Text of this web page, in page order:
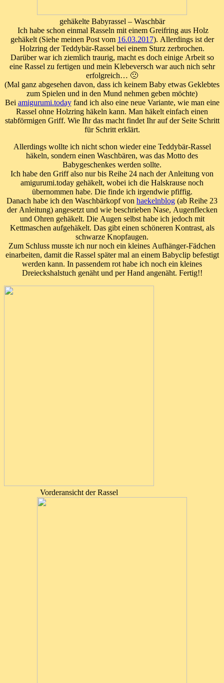
gehäkelte Babyrassel – Waschbär
Ich habe schon einmal Rasseln mit einem Greifring aus Holz
gehäkelt (Siehe meinen Post vom 16.03.2017). Allerdings ist der
Holzring der Teddybär-Rassel bei einem Sturz zerbrochen.
Darüber war ich ziemlich traurig, macht es doch einige Arbeit so
eine Rassel zu fertigen und mein Klebeversch war auch nich sehr
erfolgreich… 🙁
(Mal ganz abgesehen davon, dass ich keinem Baby etwas Geklebtes
zum Spielen und in den Mund nehmen geben möchte)
Bei amigurumi.todayfand ich also eine neue Variante, wie man eine
Rassel ohne Holzring häkeln kann. Man häkelt einfach einen
stabförmigen Griff. Wie Ihr das macht findet Ihr auf der Seite Schritt
für Schritt erklärt.
Allerdings wollte ich nicht schon wieder eine Teddybär-Rassel
häkeln, sondern einen Waschbären, was das Motto des
Babygeschenkes werden sollte.
Ich habe den Griff also nur bis Reihe 24 nach der Anleitung von
amigurumi.today gehäkelt, wobei ich die Halskrause noch
übernommen habe. Die finde ich irgendwie pfiffig.
Danach habe ich den Waschbärkopf von haekelnblog (ab Reihe 23
der Anleitung) angesetzt und wie beschrieben Nase, Augenflecken
und Ohren gehäkelt. Die Augen selbst habe ich jedoch mit
Kettmaschen aufgehäkelt. Das gibt einen schöneren Kontrast, als
schwarze Knopfaugen.
Zum Schluss musste ich nur noch ein kleines Aufhänger-Fädchen
einarbeiten, damit die Rassel später mal an einem Babyclip befestigt
werden kann. In passendem rot habe ich noch ein kleines
Dreieckshalstuch genäht und per Hand angenäht. Fertig!!
Vorderansicht der Rassel